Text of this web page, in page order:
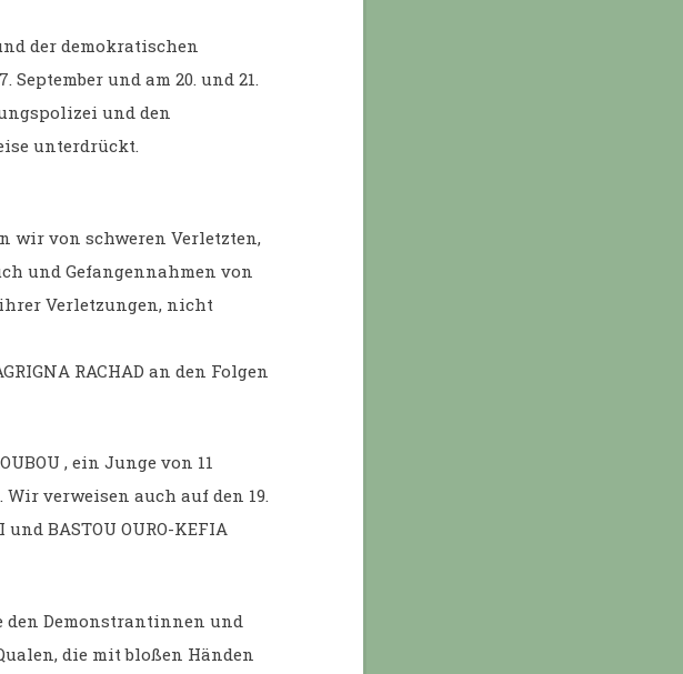
der demokratischen
September und am 20. und 21.
und den
unterdrückt.
wir von schweren Verletzten,
und Gefangennahmen von
Verletzungen, nicht
RACHAD an den Folgen
, ein Junge von 11
verweisen auch auf den 19.
BASTOU OURO-KEFIA
den Demonstrantinnen und
die mit bloßen Händen